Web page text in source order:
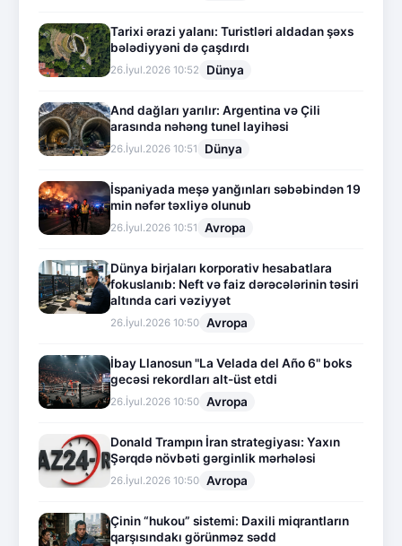
Tarixi ərazi yalanı: Turistləri aldadan şəxs
bələdiyyəni də çaşdırdı
26.İyul.2026 10:52 Dünya
And dağları yarılır: Argentina və Çili
arasında nəhəng tunel layihəsi
26.İyul.2026 10:51 Dünya
İspaniyada meşə yanğınları səbəbindən 19
min nəfər təxliyə olunub
26.İyul.2026 10:51 Avropa
Dünya birjaları korporativ hesabatlara
fokuslanıb: Neft və faiz dərəcələrinin təsiri
altında cari vəziyyət
26.İyul.2026 10:50 Avropa
İbay Llanosun "La Velada del Año 6" boks
gecəsi rekordları alt-üst etdi
26.İyul.2026 10:50 Avropa
Donald Trampın İran strategiyası: Yaxın
Şərqdə növbəti gərginlik mərhələsi
26.İyul.2026 10:50 Avropa
Çinin “hukou” sistemi: Daxili miqrantların
qarşısındakı görünməz sədd